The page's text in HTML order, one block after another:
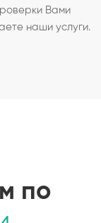
Вами
наши услуги.
по